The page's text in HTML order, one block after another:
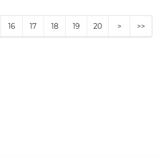
16 17 18 19 20 > >>